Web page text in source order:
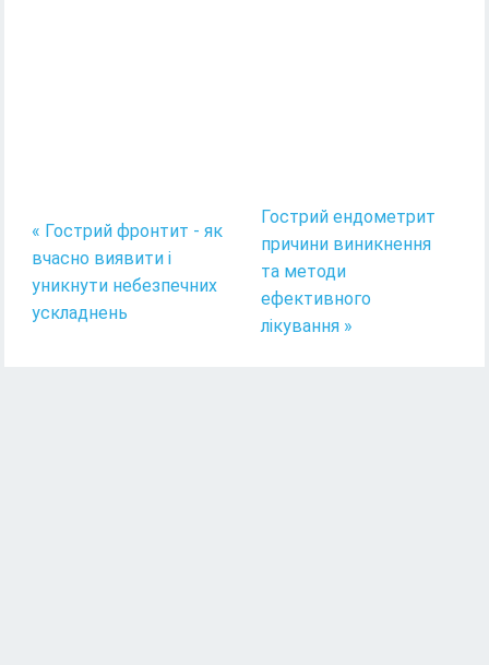
« Гострий фронтит - як
вчасно виявити і
уникнути небезпечних
ускладнень
Гострий ендометрит
причини виникнення
та методи
ефективного
лікування »